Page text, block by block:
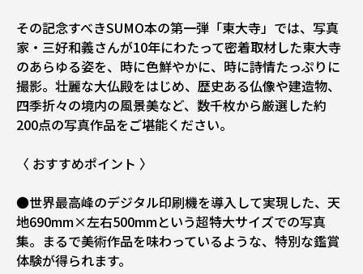
その記念すべきSUMO本の第一弾「東大寺」では、写真
家・三好和義さんが10年にわたって密着取材した東大寺
のあらゆる姿を、時に色鮮やかに、時に詩情たっぷりに
撮影。壮麗な大仏殿をはじめ、歴史ある仏像や建造物、
四季折々の境内の風景美など、数千枚から厳選した約
200点の写真作品をご堪能ください。
〈 おすすめポイント 〉
●世界最高峰のデジタル印刷機を導入して実現した、天
地690mm×左右500mmという超特大サイズでの写真
集。まるで美術作品を味わっているような、特別な鑑賞
体験が得られます。